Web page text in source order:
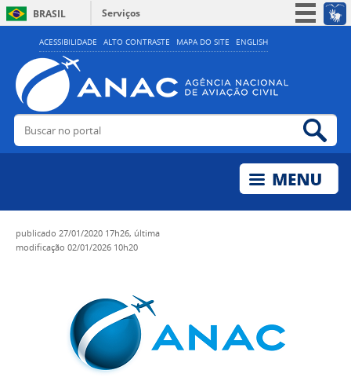
ACESSIBILIDADE ALTO CONTRASTE MAPA DO SITE ENGLISH
BRASIL
Serviços
Simplifique!
Acesso à informação
Legislação
Buscar no portal
publicado 27/01/2020 17h26, última
modificação 02/01/2026 10h20